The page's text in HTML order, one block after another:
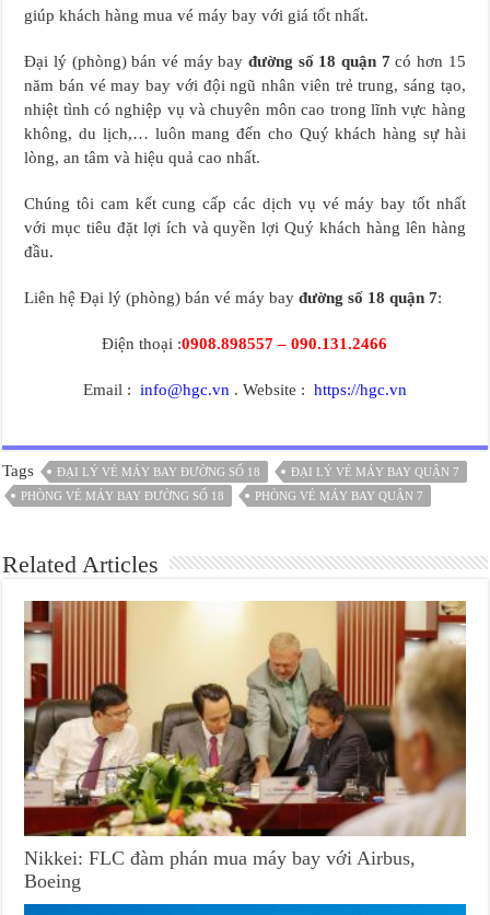
giúp khách hàng mua vé máy bay với giá tốt nhất.
Đại lý (phòng) bán vé máy bay đường số 18 quận 7có hơn 15
năm bán vé may bay với đội ngũ nhân viên trẻ trung, sáng tạo,
nhiệt tình có nghiệp vụ và chuyên môn cao trong lĩnh vực hàng
không, du lịch,… luôn mang đến cho Quý khách hàng sự hài
lòng, an tâm và hiệu quả cao nhất.
Chúng tôi cam kết cung cấp các dịch vụ vé máy bay tốt nhất
với mục tiêu đặt lợi ích và quyền lợi Quý khách hàng lên hàng
đầu.
Liên hệ Đại lý (phòng) bán vé máy bayđường số 18 quận 7:
Điện thoại :0908.898557 – 090.131.2466
Email : info@hgc.vn . Website : https://hgc.vn
Tags ĐẠI LÝ VÉ MÁY BAY ĐƯỜNG SỐ 18
ĐẠI LÝ VÉ MÁY BAY QUẬN 7
PHÒNG VÉ MÁY BAY ĐƯỜNG SỐ 18
PHÒNG VÉ MÁY BAY QUẬN 7
Related Articles
Nikkei: FLC đàm phán mua máy bay với Airbus,
Boeing